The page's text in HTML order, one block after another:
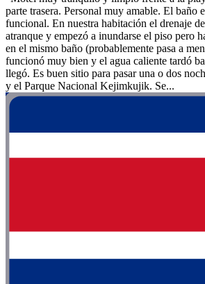
parte trasera. Personal muy amable. El baño
funcional. En nuestra habitación el drenaje
atranque y empezó a inundarse el piso pero
en el mismo baño (probablemente pasa a
funcionó muy bien y el agua caliente tardó
llegó. Es buen sitio para pasar una o dos
y el Parque Nacional Kejimkujik. Se...